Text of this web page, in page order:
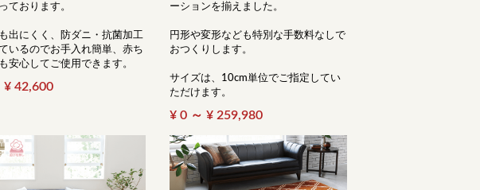
ております。
出にくく、防ダニ・抗菌加工
いるのでお手入れ簡単、赤ち
安心してご使用できます。
¥ 42,600
ーションを揃えました。
円形や変形なども特別な手数料なしで
おつくりします。
サイズは、10cm単位でご指定してい
ただけます。
¥ 0 ～ ¥ 259,980